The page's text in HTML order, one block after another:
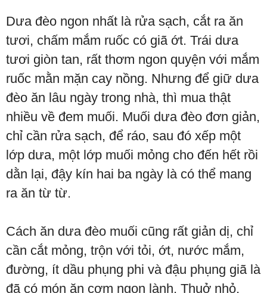
Dưa đèo ngon nhất là rửa sạch, cắt ra ăn
tươi, chấm mắm ruốc có giã ớt. Trái dưa
tươi giòn tan, rất thơm ngon quyện với mắm
ruốc mằn mặn cay nồng. Nhưng để giữ dưa
đèo ăn lâu ngày trong nhà, thì mua thật
nhiều về đem muối. Muối dưa đèo đơn giản,
chỉ cần rửa sạch, để ráo, sau đó xếp một
lớp dưa, một lớp muối mỏng cho đến hết rồi
dằn lại, đậy kín hai ba ngày là có thể mang
ra ăn từ từ.
Cách ăn dưa đèo muối cũng rất giản dị, chỉ
cần cắt mỏng, trộn với tỏi, ớt, nước mắm,
đường, ít dầu phụng phi và đậu phụng giã là
đã có món ăn cơm ngon lành. Thuở nhỏ,